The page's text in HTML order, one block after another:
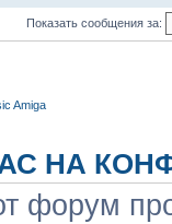
Показать сообщения за:
Amiga
НА
форум